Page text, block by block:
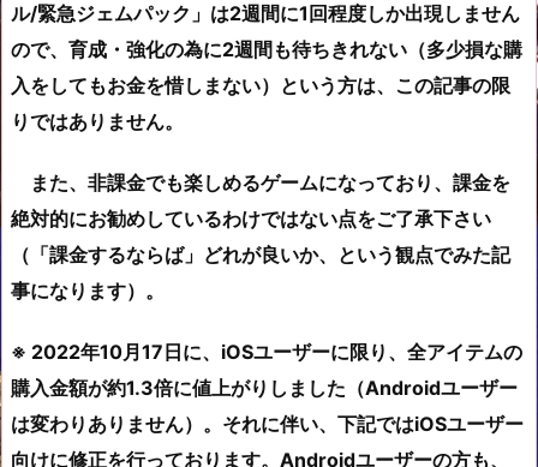
ル/緊急ジェムパック」は2週間に1回程度しか出現しません
ので、育成・強化の為に2週間も待ちきれない（多少損な購
入をしてもお金を惜しまない）という方は、この記事の限
りではありません。
また、非課金でも楽しめるゲームになっており、課金を
絶対的にお勧めしているわけではない点をご了承下さい
（「課金するならば」どれが良いか、という観点でみた記
事になります）。
※ 2022年10月17日に、iOSユーザーに限り、全アイテムの
購入金額が約1.3倍に値上がりしました（Androidユーザー
は変わりありません）。それに伴い、下記ではiOSユーザー
向けに修正を行っております。Androidユーザーの方も、